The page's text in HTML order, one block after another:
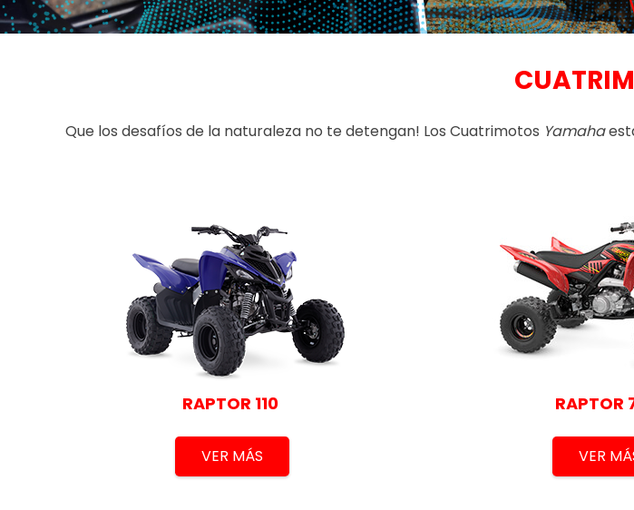
Que los desafíos de la naturaleza no te detengan! Los Cuatrimotos Yamaha
RAPTOR 110
VER MÁS
RAPTOR
VER